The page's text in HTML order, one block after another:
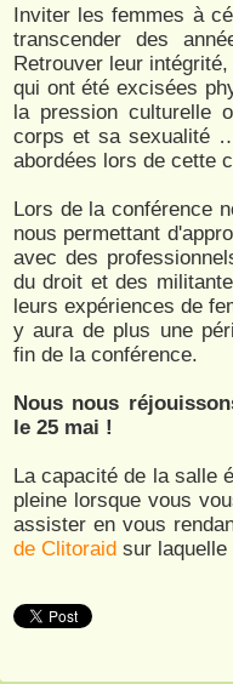
Inviter les femmes à
transcender des
Retrouver leur
qui ont été excisées
la pression culturelle
corps et sa sexualité
abordées lors de cette
Lors de la conférence
nous permettant
avec des
du droit et des
leurs expériences de
y aura de plus une
fin de la conférence.
Nous nous
le 25 mai !
La capacité de la salle
pleine lorsque vous
assister en vous
de Clitoraid sur